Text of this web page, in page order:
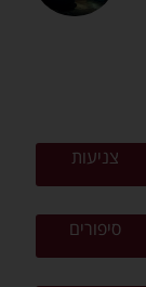
צניעות
סיפורים